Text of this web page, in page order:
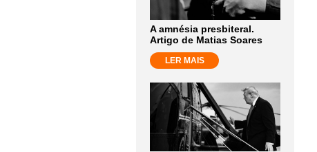
A amnésia presbiteral.
Artigo de Matias Soares
LER MAIS